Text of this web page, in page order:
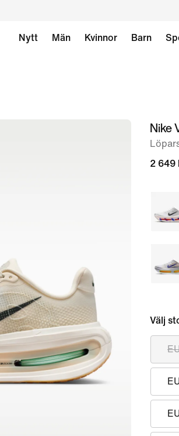
Nytt Män Kvinnor Barn
Nike
2 649
Välj